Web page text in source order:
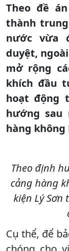
Theo đề
thành
nước vừa
duyệt,
mở rộng
khích đầu
hoạt động
hướng sau
hàng không
Theo định
cảng hàng
kiện Lý
Cụ thể, để